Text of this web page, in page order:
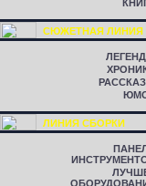
СЮЖЕТНАЯ ЛИНИЯ
ЛИНИЯ СБОРКИ